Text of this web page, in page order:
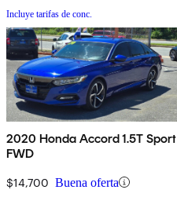
Incluye tarifas de conc.
2020 Honda Accord 1.5T Sport
FWD
$14,700 Buena oferta